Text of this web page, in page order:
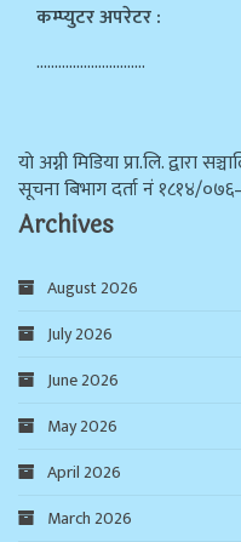
कम्प्युटर अपरेटर :
…………………………
याे अग्नी मिडिया प्रा.लि. द्वारा
सूचना बिभाग दर्ता न‌ं १८१४/
Archives
August 2026
July 2026
June 2026
May 2026
April 2026
March 2026